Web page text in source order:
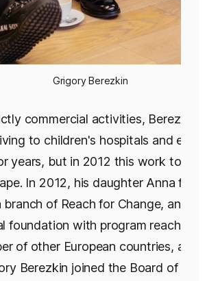
Grigory Berezkin
commercial activities, Berezkin
to children's hospitals and
years, but in 2012 this work took
In 2012, his daughter Anna
branch of Reach for Change, an
foundation with program reach in
of other European countries, and
Berezkin joined the Board of